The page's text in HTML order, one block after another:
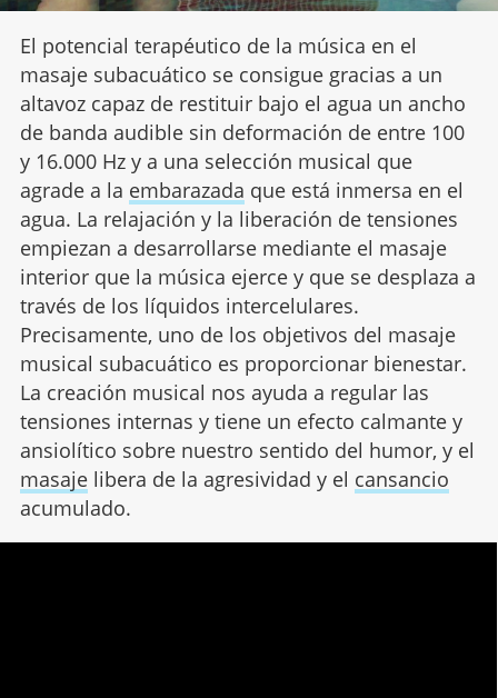
El potencial terapéutico de la música en el
masaje subacuático se consigue gracias a un
altavoz capaz de restituir bajo el agua un ancho
de banda audible sin deformación de entre 100
y 16.000 Hz y a una selección musical que
agrade a la embarazada que está inmersa en el
agua. La relajación y la liberación de tensiones
empiezan a desarrollarse mediante el masaje
interior que la música ejerce y que se desplaza a
través de los líquidos intercelulares.
Precisamente, uno de los objetivos del masaje
musical subacuático es proporcionar bienestar.
La creación musical nos ayuda a regular las
tensiones internas y tiene un efecto calmante y
ansiolítico sobre nuestro sentido del humor, y el
masajelibera de la agresividad y el cansancio
acumulado.